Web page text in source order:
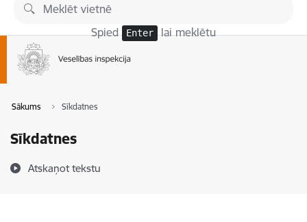
Pāriet uz lapas saturu
Spied Enter lai meklētu
Sākums Sīkdatnes
Sīkdatnes
Atskaņot tekstu